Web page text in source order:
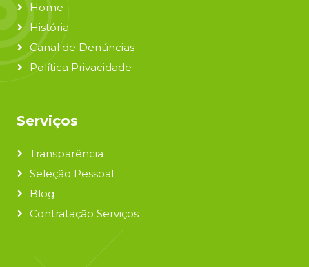
Home
História
Canal de Denúncias
Política Privacidade
Serviços
Transparência
Seleção Pessoal
Blog
Contratação Serviços